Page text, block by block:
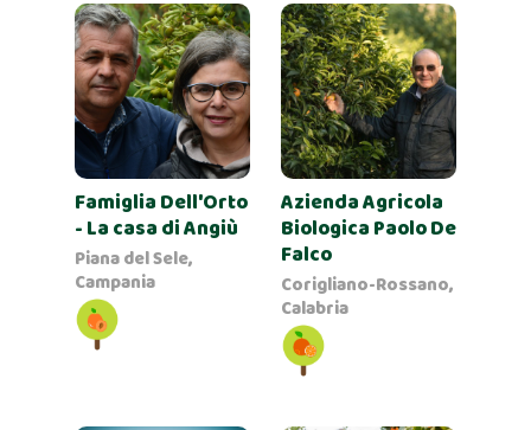
Famiglia Dell'Orto
- La casa di Angiù
Piana del Sele,
Campania
Azienda Agricola
Biologica Paolo De
Falco
Corigliano-Rossano,
Calabria